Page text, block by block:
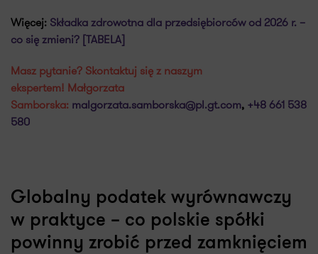
Więcej: Składka zdrowotna dla przedsiębiorców od 2026 r. –
co się zmieni? [TABELA]
Masz pytanie? Skontaktuj się z naszym
ekspertem! Małgorzata
Samborska: malgorzata.samborska@pl.gt.com, +48 661 538
580
Globalny podatek wyrównawczy
w praktyce – co polskie spółki
powinny zrobić przed zamknięciem